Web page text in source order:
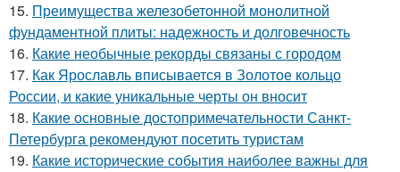
15. Преимущества железобетонной монолитной
фундаментной плиты: надежность и долговечность
16. Какие необычные рекорды связаны с городом
17. Как Ярославль вписывается в Золотое кольцо
России, и какие уникальные черты он вносит
18. Какие основные достопримечательности Санкт-
Петербурга рекомендуют посетить туристам
19. Какие исторические события наиболее важны для